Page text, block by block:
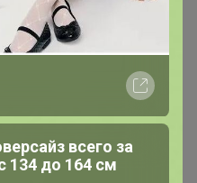
книзу
с разрезом по
на резинке.
см.
всего за
134 до 164 см